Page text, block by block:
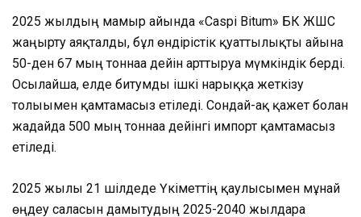
2025 жылдың мамыр айында «Caspi Bitum» БК ЖШС
жаңғырту аяқталды, бұл өндірістік қуаттылықты айына
50-ден 67 мың тоннаға дейін арттыруға мүмкіндік берді.
Осылайша, елде битумды ішкі нарыққа жеткізу
толығымен қамтамасыз етіледі. Сондай-ақ қажет болған
жағдайда 500 мың тоннаға дейінгі импорт қамтамасыз
етіледі.
2025 жылғы 21 шілдеде Үкіметтің қаулысымен мұнай
өңдеу саласын дамытудың 2025-2040 жылдарға